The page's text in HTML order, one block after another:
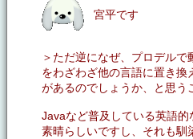
宮平です
＞ただ逆になぜ、プロデル
をわざわざ他の言語に置き
があるのでしょうか、と思う
Javaなど普及している英語
素晴らしいですし、それも馴